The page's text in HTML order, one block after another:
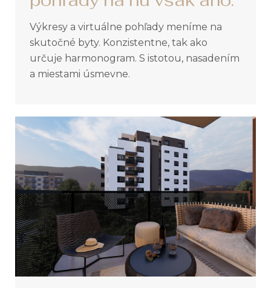
Výkresy a virtuálne pohľady meníme na
skutočné byty. Konzistentne, tak ako
určuje harmonogram. S istotou, nasadením
a miestami úsmevne.